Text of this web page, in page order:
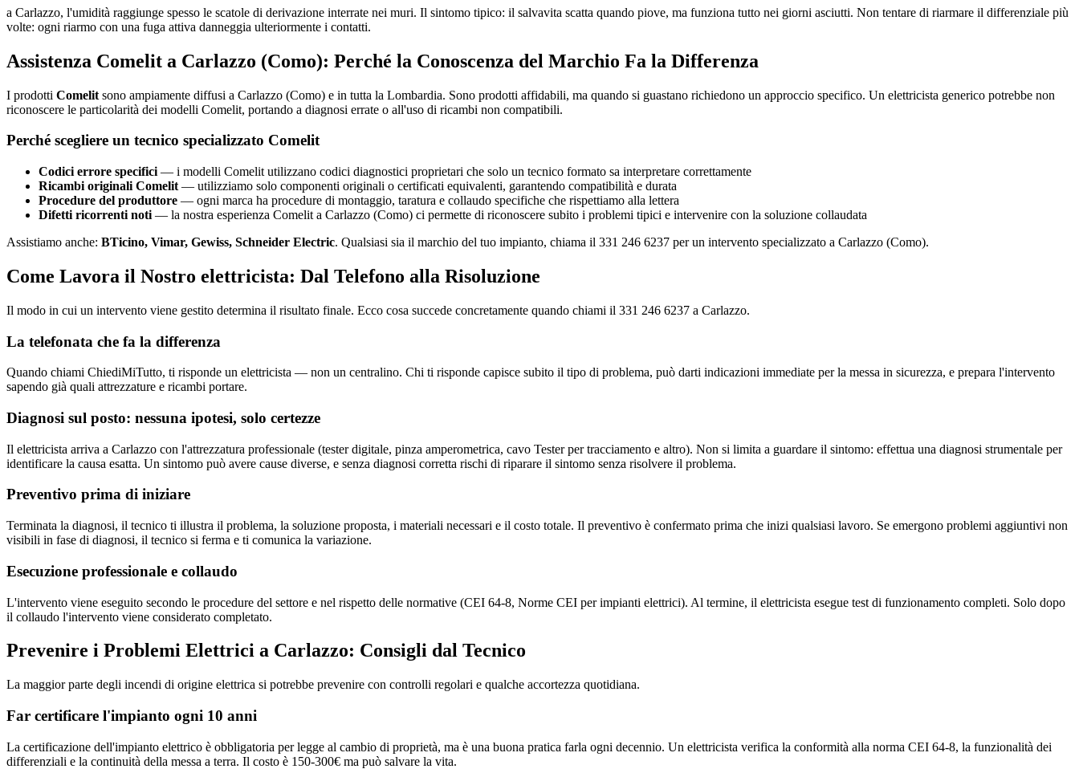
a Carlazzo, l'umidità raggiunge spesso le scatole di derivazione interrate nei muri. Il sintomo tipico: il salvavita scatta quando piove, ma funziona tutto nei giorni asciutti. Non tentare di riarmare il differenziale più
volte: ogni riarmo con una fuga attiva danneggia ulteriormente i contatti.
Assistenza Comelit a Carlazzo (Como): Perché la Conoscenza del Marchio Fa la Differenza
I prodotti Comelit sono ampiamente diffusi a Carlazzo (Como) e in tutta la Lombardia. Sono prodotti affidabili, ma quando si guastano richiedono un approccio specifico. Un elettricista generico potrebbe non
riconoscere le particolarità dei modelli Comelit, portando a diagnosi errate o all'uso di ricambi non compatibili.
Perché scegliere un tecnico specializzato Comelit
Codici errore specifici — i modelli Comelit utilizzano codici diagnostici proprietari che solo un tecnico formato sa interpretare correttamente
Ricambi originali Comelit — utilizziamo solo componenti originali o certificati equivalenti, garantendo compatibilità e durata
Procedure del produttore — ogni marca ha procedure di montaggio, taratura e collaudo specifiche che rispettiamo alla lettera
Difetti ricorrenti noti — la nostra esperienza Comelit a Carlazzo (Como) ci permette di riconoscere subito i problemi tipici e intervenire con la soluzione collaudata
Assistiamo anche: BTicino, Vimar, Gewiss, Schneider Electric. Qualsiasi sia il marchio del tuo impianto, chiama il 331 246 6237 per un intervento specializzato a Carlazzo (Como).
Come Lavora il Nostro elettricista: Dal Telefono alla Risoluzione
Il modo in cui un intervento viene gestito determina il risultato finale. Ecco cosa succede concretamente quando chiami il 331 246 6237 a Carlazzo.
La telefonata che fa la differenza
Quando chiami ChiediMiTutto, ti risponde un elettricista — non un centralino. Chi ti risponde capisce subito il tipo di problema, può darti indicazioni immediate per la messa in sicurezza, e prepara l'intervento
sapendo già quali attrezzature e ricambi portare.
Diagnosi sul posto: nessuna ipotesi, solo certezze
Il elettricista arriva a Carlazzo con l'attrezzatura professionale (tester digitale, pinza amperometrica, cavo Tester per tracciamento e altro). Non si limita a guardare il sintomo: effettua una diagnosi strumentale per
identificare la causa esatta. Un sintomo può avere cause diverse, e senza diagnosi corretta rischi di riparare il sintomo senza risolvere il problema.
Preventivo prima di iniziare
Terminata la diagnosi, il tecnico ti illustra il problema, la soluzione proposta, i materiali necessari e il costo totale. Il preventivo è confermato prima che inizi qualsiasi lavoro. Se emergono problemi aggiuntivi non
visibili in fase di diagnosi, il tecnico si ferma e ti comunica la variazione.
Esecuzione professionale e collaudo
L'intervento viene eseguito secondo le procedure del settore e nel rispetto delle normative (CEI 64-8, Norme CEI per impianti elettrici). Al termine, il elettricista esegue test di funzionamento completi. Solo dopo
il collaudo l'intervento viene considerato completato.
Prevenire i Problemi Elettrici a Carlazzo: Consigli dal Tecnico
La maggior parte degli incendi di origine elettrica si potrebbe prevenire con controlli regolari e qualche accortezza quotidiana.
Far certificare l'impianto ogni 10 anni
La certificazione dell'impianto elettrico è obbligatoria per legge al cambio di proprietà, ma è una buona pratica farla ogni decennio. Un elettricista verifica la conformità alla norma CEI 64-8, la funzionalità dei
differenziali e la continuità della messa a terra. Il costo è 150-300€ ma può salvare la vita.